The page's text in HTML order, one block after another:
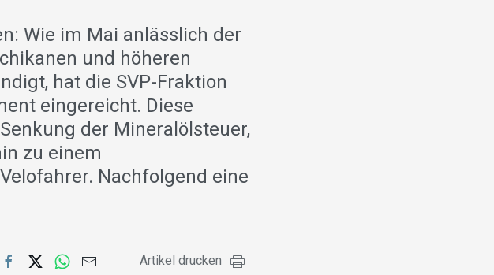
Wie im Mai anlässlich der
und höheren
hat die SVP-Fraktion
eingereicht. Diese
der Mineralölsteuer,
zu einem
Nachfolgend eine
Artikel drucken